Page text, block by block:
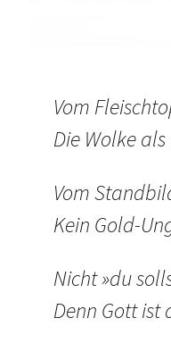
Vom
Die Wolke
Vom
Kein Gold-
Nicht »du
Denn Gott ist